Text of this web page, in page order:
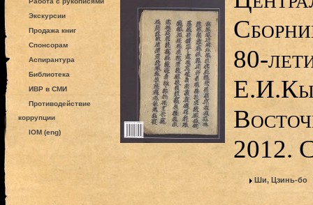
Экскурсии
Продажа книг
Спонсорам
Аспирантура
Библиотека
ИВР в СМИ
Противодействие
коррупции
IOM (eng)
80-
2012.
Ши, Цзинь-бо